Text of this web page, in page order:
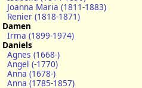
Joanna Maria (1811-1883)
Renier (1818-1871)
Damen
Irma (1899-1974)
Daniels
Agnes (1668-)
Angel (-1770)
Anna (1678-)
Anna (1785-1857)